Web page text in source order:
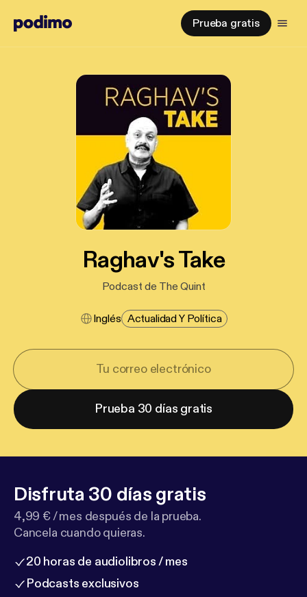
Prueba gratis
Raghav's Take
Podcast de The Quint
Inglés Actualidad Y Política
Prueba 30 días gratis
Disfruta 30 días gratis
4,99 € / mes después de la prueba.
Cancela cuando quieras.
20 horas de audiolibros / mes
Podcasts exclusivos